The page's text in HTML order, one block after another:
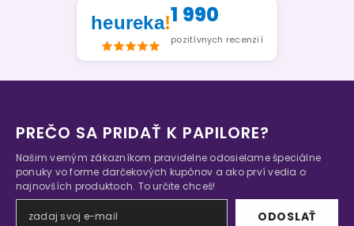
heureka!1 990
pozitívnych recenzií
PREČO SA PRIDAŤ K PAPILORE?
Našim verným zákazníkom pravidelne odosielame špeciálne
ponuky vo forme darčekových kupónov a ako prví vedia o
najnovších produktoch. To určite chceš!
ODOSLAŤ